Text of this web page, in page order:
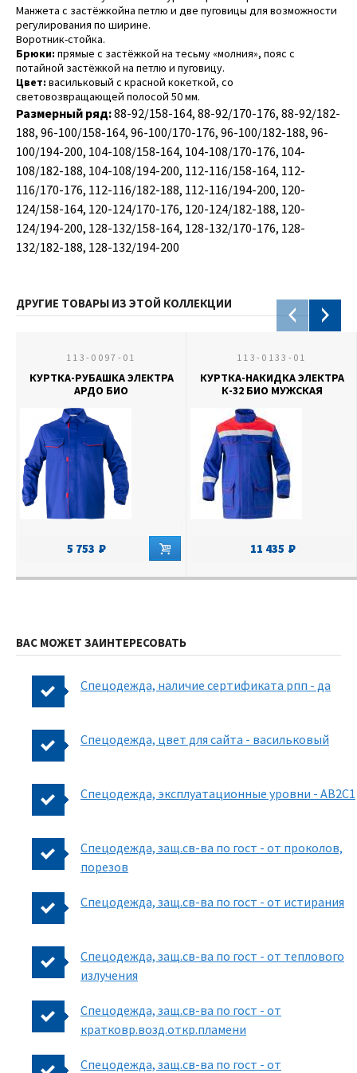
Манжета с застёжкойна петлю и две пуговицы для возможности
регулирования по ширине.
Воротник-стойка.
Брюки: прямые с застёжкой на тесьму «молния», пояс с
потайной застёжкой на петлю и пуговицу.
Цвет: васильковый с красной кокеткой, со
световозвращающей полосой 50 мм.
Размерный ряд:88-92/158-164, 88-92/170-176, 88-92/182-
188, 96-100/158-164, 96-100/170-176, 96-100/182-188, 96-
100/194-200, 104-108/158-164, 104-108/170-176, 104-
108/182-188, 104-108/194-200, 112-116/158-164, 112-
116/170-176, 112-116/182-188, 112-116/194-200, 120-
124/158-164, 120-124/170-176, 120-124/182-188, 120-
124/194-200, 128-132/158-164, 128-132/170-176, 128-
132/182-188, 128-132/194-200
ДРУГИЕ ТОВАРЫ ИЗ ЭТОЙ КОЛЛЕКЦИИ
113-0097-01
КУРТКА-РУБАШКА ЭЛЕКТРА
АРДО БИО
5 753
113-0133-01
КУРТКА-НАКИДКА ЭЛЕКТРА
К-32 БИО МУЖСКАЯ
11 435
ВАС МОЖЕТ ЗАИНТЕРЕСОВАТЬ
Спецодежда, наличие сертификата рпп - да
Спецодежда, цвет для сайта - васильковый
Спецодежда, эксплуатационные уровни - AB2C1
Спецодежда, защ.св-ва по гост - от проколов,
порезов
Спецодежда, защ.св-ва по гост - от истирания
Спецодежда, защ.св-ва по гост - от теплового
излучения
Спецодежда, защ.св-ва по гост - от
кратковр.возд.откр.пламени
Спецодежда, защ.св-ва по гост - от